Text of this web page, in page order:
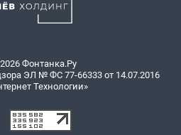
Фонтанка.Ру
ЭЛ № ФС 77-66333 от 14.07.2016
Технологии»